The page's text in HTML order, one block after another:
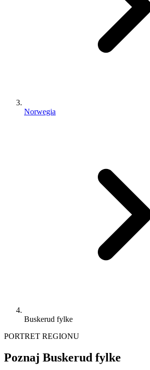
Norwegia
Buskerud fylke
PORTRET REGIONU
Poznaj Buskerud fylke